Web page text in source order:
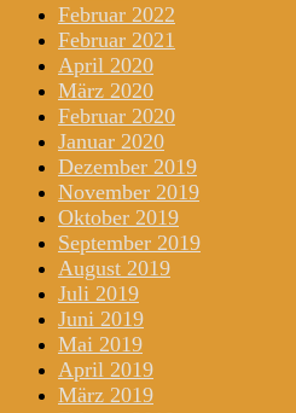
Februar 2022
Februar 2021
April 2020
März 2020
Februar 2020
Januar 2020
Dezember 2019
November 2019
Oktober 2019
September 2019
August 2019
Juli 2019
Juni 2019
Mai 2019
April 2019
März 2019